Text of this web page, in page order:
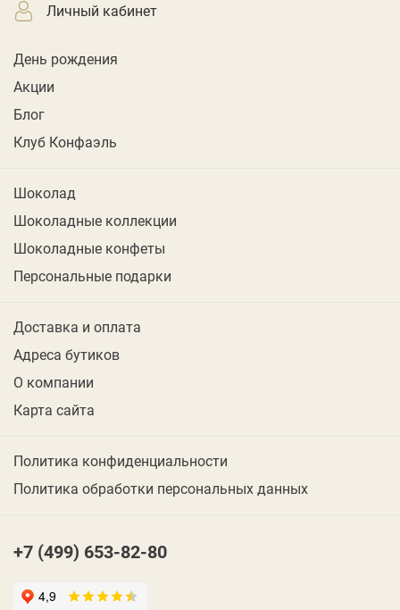
личный кабинет
День рождения
Акции
Блог
Клуб Конфаэль
Шоколад
Шоколадные коллекции
Шоколадные конфеты
Персональные подарки
Доставка и оплата
Адреса бутиков
О компании
Карта сайта
Политика конфиденциальности
Политика обработки персональных данных
+7 (499) 653-82-80